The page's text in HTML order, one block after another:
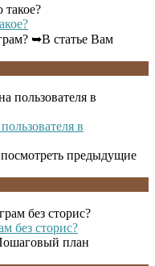
➥В статье Вам
в
предыдущие
без сторис?
план